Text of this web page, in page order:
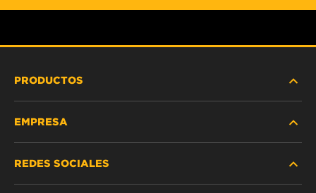
PRODUCTOS
VEHÍCULOS LIVIANOS Y COMERCIALES
EMPRESA
REDES SOCIALES